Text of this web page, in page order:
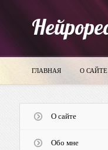
ГЛАВНАЯ О САЙТЕ
О сайте
Обо мне